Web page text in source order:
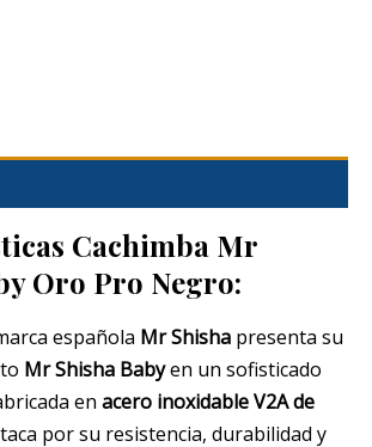
Cachimba Mr
Oro Pro Negro:
española Mr Shisha presenta su
Mr Shisha Babyen un sofisticado
en acero inoxidable V2A de
por su resistencia, durabilidad y